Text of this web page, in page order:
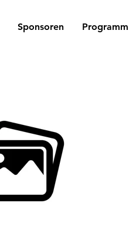
Sponsoren Programm